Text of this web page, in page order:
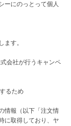
ーにのっとって個人
ます。
会社が行うキャンペ
るため
情報（以下「注文情
に取得しており、ヤ